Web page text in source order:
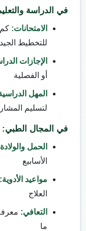
في الدراسة
الامتحانات: كم
للتخطيط الجيد
الإجازات
أو الفصلية
المهل
لتسليم
في المجال الطبي:
الحمل
الأسابيع
مواعيد الأدوية:
العلاج
التعافي:
ما